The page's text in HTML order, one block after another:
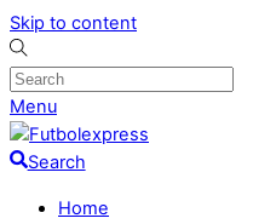
Skip to content
Menu
Search
Home